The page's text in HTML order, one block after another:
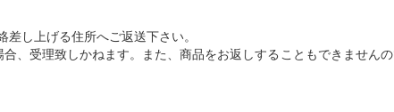
し上げる住所へご返送下さい。
、受理致しかねます。また、商品をお返しすることもできません